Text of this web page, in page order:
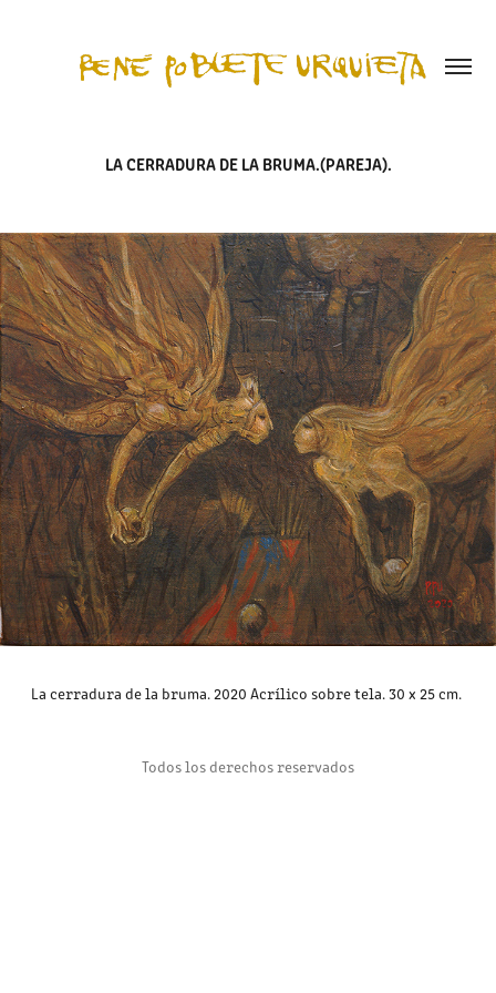
LA CERRADURA DE LA BRUMA.(PAREJA).
La cerradura de la bruma. 2020 Acrílico sobre tela. 30 x 25 cm.
Todos los derechos reservados